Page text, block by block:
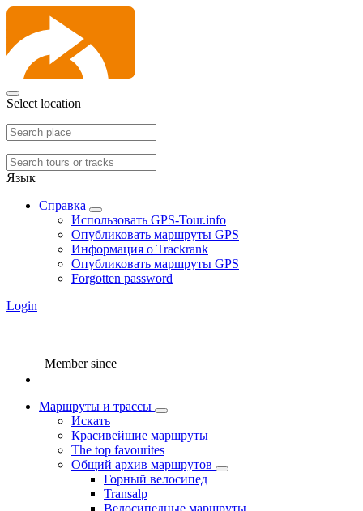
Select location
Язык
Справка
Использовать GPS-Tour.info
Опубликовать маршруты GPS
Информация о Trackrank
Опубликовать маршруты GPS
Forgotten password
Login
Member since
Маршруты и трассы
Искать
Красивейшие маршруты
The top favourites
Общий архив маршрутов
Горный велосипед
Transalp
Велосипедные маршруты